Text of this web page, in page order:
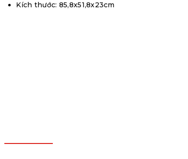
Kích thước: 85,8x51,8x23cm